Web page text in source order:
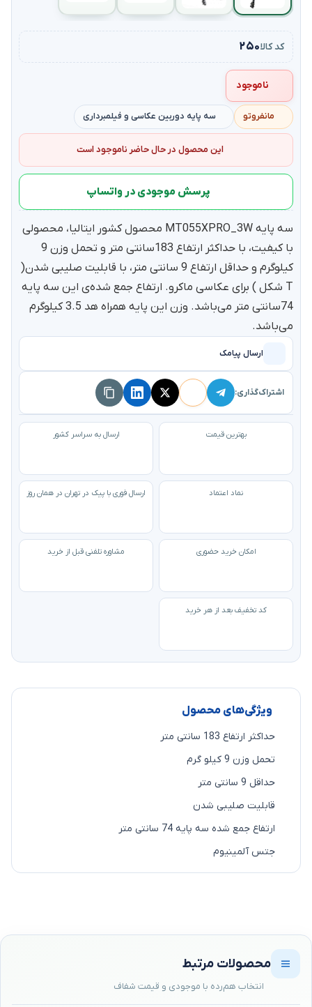
کد کالا۲۵۰
ناموجود
مانفروتو سه پایه دوربین عکاسی و فیلمبرداری
این محصول در حال حاضر ناموجود است
پرسش موجودی در واتساپ
سه پایه MT055XPRO_3W محصول کشور ایتالیا، محصولی
با کیفیت، با حداکثر ارتفاع 183سانتی متر و تحمل وزن 9
کیلوگرم و حداقل ارتفاع 9 سانتی متر، با قابلیت صلیبی شدن(
T شکل ) برای عکاسی ماکرو. ارتفاع جمع شده‌ی این سه پایه
74سانتی متر می‌باشد. وزن این پایه همراه هد 3.5 کیلوگرم
می‌باشد.
ارسال پیامک
اشتراک‌گذاری:
بهترین قیمت ارسال به سراسر کشور
نماد اعتماد ارسال فوری با پیک در تهران در همان روز
امکان خرید حضوری مشاوره تلفنی قبل از خرید
کد تخفیف بعد از هر خرید
ویژگی‌های محصول
حداکثر ارتفاع 183 سانتی متر
تحمل وزن 9 کیلو گرم
حداقل 9 سانتی متر
قابلیت صلیبی شدن
ارتفاع جمع شده سه پایه 74 سانتی متر
جتس آلمینیوم
محصولات مرتبط